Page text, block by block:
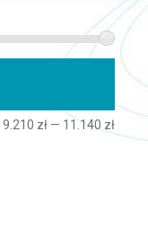
9.210 zł— 11.140 zł